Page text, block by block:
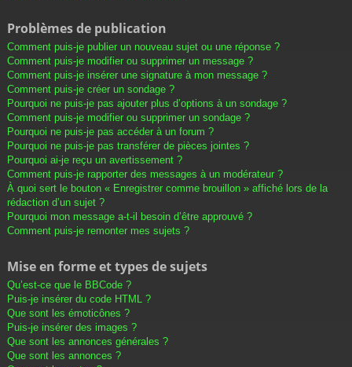
Problèmes de publication
Comment puis-je publier un nouveau sujet ou une réponse ?
Comment puis-je modifier ou supprimer un message ?
Comment puis-je insérer une signature à mon message ?
Comment puis-je créer un sondage ?
Pourquoi ne puis-je pas ajouter plus d’options à un sondage ?
Comment puis-je modifier ou supprimer un sondage ?
Pourquoi ne puis-je pas accéder à un forum ?
Pourquoi ne puis-je pas transférer de pièces jointes ?
Pourquoi ai-je reçu un avertissement ?
Comment puis-je rapporter des messages à un modérateur ?
À quoi sert le bouton « Enregistrer comme brouillon » affiché lors de la
rédaction d’un sujet ?
Pourquoi mon message a-t-il besoin d’être approuvé ?
Comment puis-je remonter mes sujets ?
Mise en forme et types de sujets
Qu’est-ce que le BBCode ?
Puis-je insérer du code HTML ?
Que sont les émoticônes ?
Puis-je insérer des images ?
Que sont les annonces générales ?
Que sont les annonces ?